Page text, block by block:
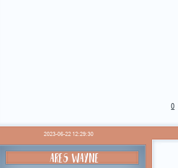
0
2023-06-22 12:29:30
ARES WAYNE